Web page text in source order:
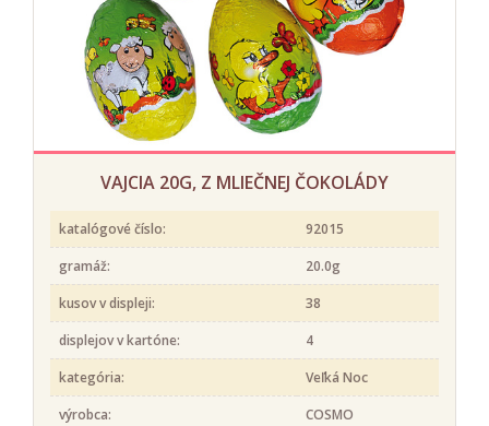
VAJCIA 20G, Z MLIEČNEJ ČOKOLÁDY
katalógové číslo:
92015
gramáž:
20.0g
kusov v displeji:
38
displejov v kartóne:
4
kategória:
Veľká Noc
výrobca:
COSMO